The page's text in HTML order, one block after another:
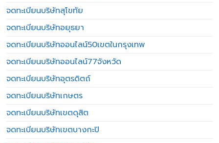
จดทะเบียนบริษัทสุโขทัย
จดทะเบียนบริษัทอยุธยา
จดทะเบียนบริษัทออนไลน์50เขตในกรุงเทพ
จดทะเบียนบริษัทออนไลน์77จังหวัด
จดทะเบียนบริษัทอุตรดิตถ์
จดทะเบียนบริษัทเกษตร
จดทะเบียนบริษัทเขตดุสิต
จดทะเบียนบริษัทเขตบางกะปิ